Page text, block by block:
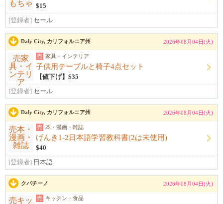
$15
[登録者] セール
Daly City, カリフォルニア州 2026年08月04日(火)
売 家具・インテリア
子供用テーブルと椅子4点セット
【値下げ】$35
[登録者] セール
Daly City, カリフォルニア州 2026年08月04日(火)
売 本・漫画・雑誌
げんき1-2日本語学習教科書(2は未使用)
$40
[登録者] 日本語
クパチーノ 2026年08月04日(火)
売 キッチン・食品